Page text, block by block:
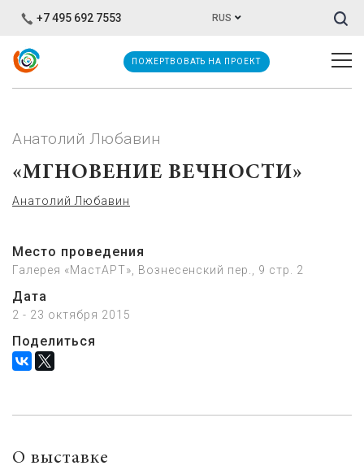
+7 495 692 7553 RUS
ПОЖЕРТВОВАТЬ НА ПРОЕКТ
Анатолий Любавин
«МГНОВЕНИЕ ВЕЧНОСТИ»
Анатолий Любавин
Место проведения
Галерея «МастАРТ», Вознесенский пер., 9 стр. 2
Дата
2 - 23 октября 2015
Поделиться
О выставке